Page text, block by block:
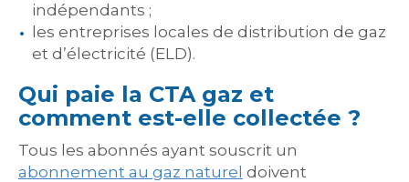
indépendants ;
les entreprises locales de distribution de gaz
et d’électricité (ELD).
Qui paie la CTA gaz et
comment est-elle collectée ?
Tous les abonnés ayant souscrit un
abonnement au gaz naturel doivent